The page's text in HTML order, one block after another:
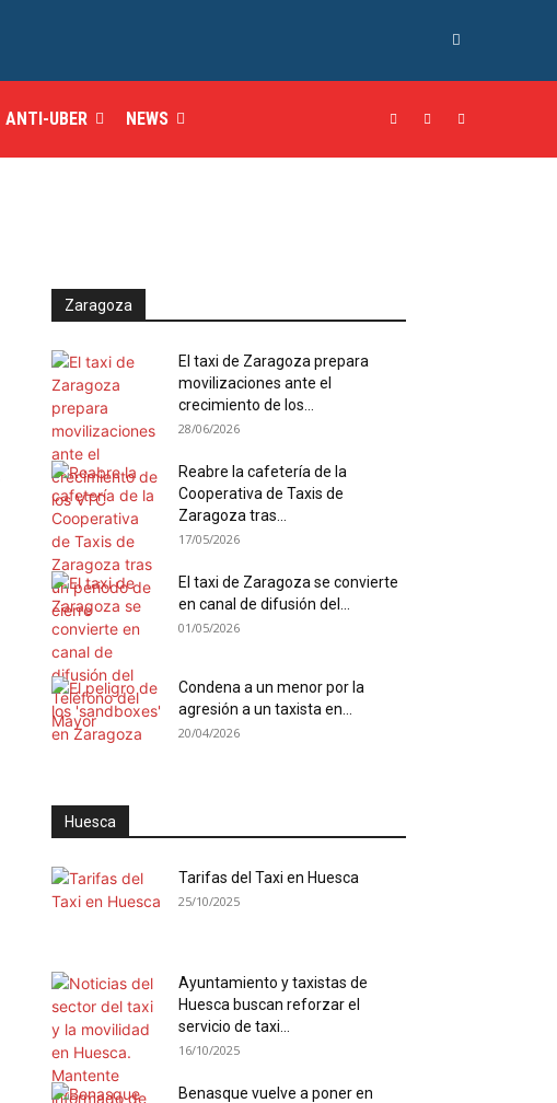
ANTI-UBER NEWS
Zaragoza
El taxi de Zaragoza prepara
movilizaciones ante el
crecimiento de los...
28/06/2026
Reabre la cafetería de la
Cooperativa de Taxis de
Zaragoza tras...
17/05/2026
El taxi de Zaragoza se convierte
en canal de difusión del...
01/05/2026
Condena a un menor por la
agresión a un taxista en...
20/04/2026
Huesca
Tarifas del Taxi en Huesca
25/10/2025
Ayuntamiento y taxistas de
Huesca buscan reforzar el
servicio de taxi...
16/10/2025
Benasque vuelve a poner en